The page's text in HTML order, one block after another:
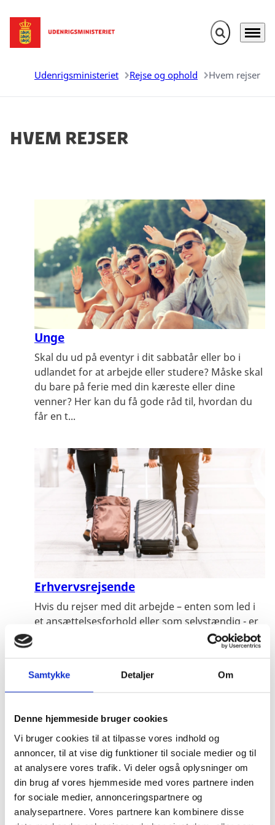
Samtykke Detaljer Om
Denne hjemmeside bruger cookies
Vi bruger cookies til at tilpasse vores indhold og
annoncer, til at vise dig funktioner til sociale medier og til
at analysere vores trafik. Vi deler også oplysninger om
din brug af vores hjemmeside med vores partnere inden
for sociale medier, annonceringspartnere og
analysepartnere. Vores partnere kan kombinere disse
Gå til forsiden Fold søgefelt
Menu
Udenrigsministeriet Rejse og ophold Hvem rejser
Hvem rejser
Unge
Skal du ud på eventyr i dit sabbatår eller bo i
udlandet for at arbejde eller studere? Måske skal
du bare på ferie med din kæreste eller dine
venner? Her kan du få gode råd til, hvordan du
får en t...
Erhvervsrejsende
Hvis du rejser med dit arbejde – enten som led i
et ansættelsesforhold eller som selvstændig - er
der en række forhold, du og din arbejdsgiver skal
være særlig opmærksomme på. Læs om, hvad du